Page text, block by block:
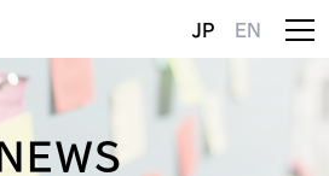
JP EN
NEWS